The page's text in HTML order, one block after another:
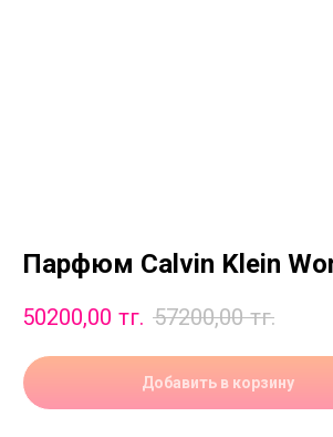
Парфюм Calvin Klein
50200,00 тг. 57200,00 тг.
Добавить в корзину